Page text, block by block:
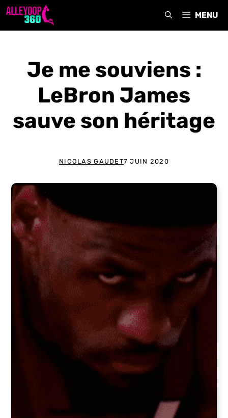
Aller
MENU
Je me souviens :
LeBron James
sauve son héritage
NICOLAS GAUDET7 JUIN 2020